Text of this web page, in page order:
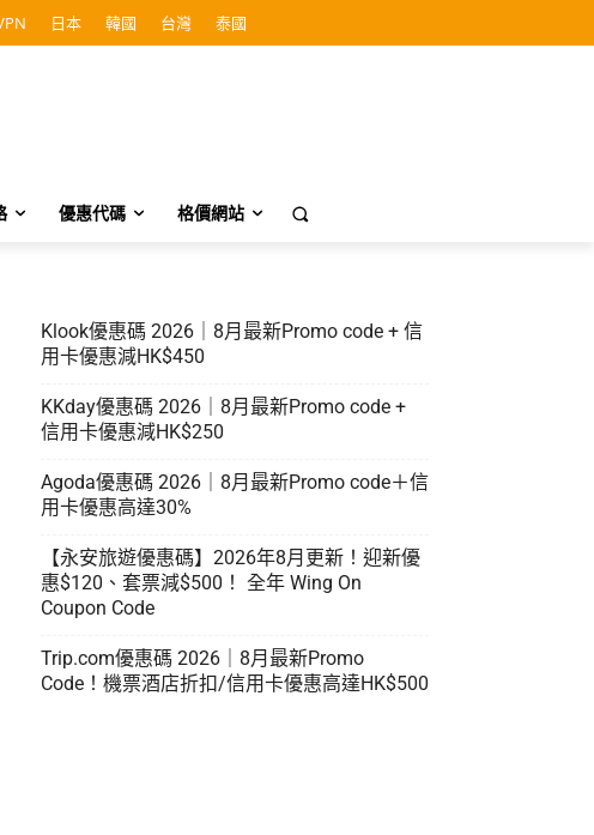
日本 韓國 台灣 泰國
優惠代碼 格價網站
Klook優惠碼 2026｜8月最新Promo code + 信
用卡優惠減HK$450
KKday優惠碼 2026｜8月最新Promo code +
信用卡優惠減HK$250
Agoda優惠碼 2026｜8月最新Promo code＋信
用卡優惠高達30%
【永安旅遊優惠碼】2026年8月更新！迎新優
惠$120、套票減$500！ 全年 Wing On
Coupon Code
Trip.com優惠碼 2026｜8月最新Promo
Code！機票酒店折扣/信用卡優惠高達HK$500